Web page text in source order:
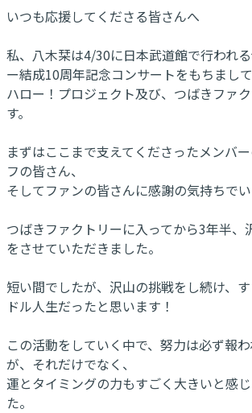
いつも応援してくださる皆さんへ
私、八木栞は4/30に日本武道館で行われ
ー結成10周年記念コンサートをもちまして
ハロー！プロジェクト及び、つばきファ
す。
まずはここまで支えてくださったメンバ
フの皆さん、
そしてファンの皆さんに感謝の気持ちでい
つばきファクトリーに入ってから3年半、
をさせていただきました。
短い間でしたが、沢山の挑戦をし続け、
ドル人生だったと思います！
この活動をしていく中で、努力は必ず報
が、それだけでなく、
運とタイミングの力もすごく大きいと感
た。